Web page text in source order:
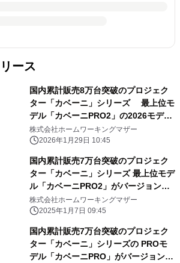
ース
国内累計販売8万台突破のプロジェク
ター「カベーニ」シリーズ 最上位モ
デル「カベーニPRO2」の2026モデル
が新登場！ 2026年1月29日より販売開
始。
株式会社ホームワーキングマザー
2026年1月29日 10:45
国内累計販売7万台突破のプロジェク
ター「カベーニ」シリーズ 最上位モデ
ル「カベーニPRO2」がバージョンア
ップ！ 2025年1月1日より販売開始。
株式会社ホームワーキングマザー
2025年1月7日 09:45
国内累計販売7万台突破のプロジェク
ター「カベーニ」シリーズの PROモ
デル「カベーニPRO」がバージョンア